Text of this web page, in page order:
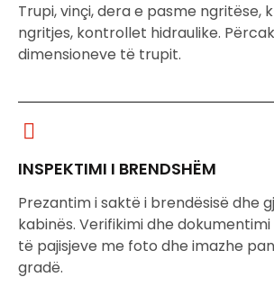
Trupi, vinçi, dera e pasme ngritëse,
ngritjes, kontrollet hidraulike.
dimensioneve të trupit.
INSPEKTIMI I BRENDSHËM
Prezantim i saktë i brendësisë dhe
kabinës. Verifikimi dhe
të pajisjeve me foto dhe imazhe
gradë.